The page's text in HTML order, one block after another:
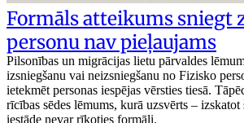
Formāls atteikums sniegt
personu nav pieļaujams
Pilsonības un migrācijas lietu pārvaldes
izsniegšanu vai neizsniegšanu no Fizisko
ietekmēt personas iespējas vērsties tiesā.
rīcības sēdes lēmums, kurā uzsvērts – izskatot
iestāde nevar rīkoties formāli.